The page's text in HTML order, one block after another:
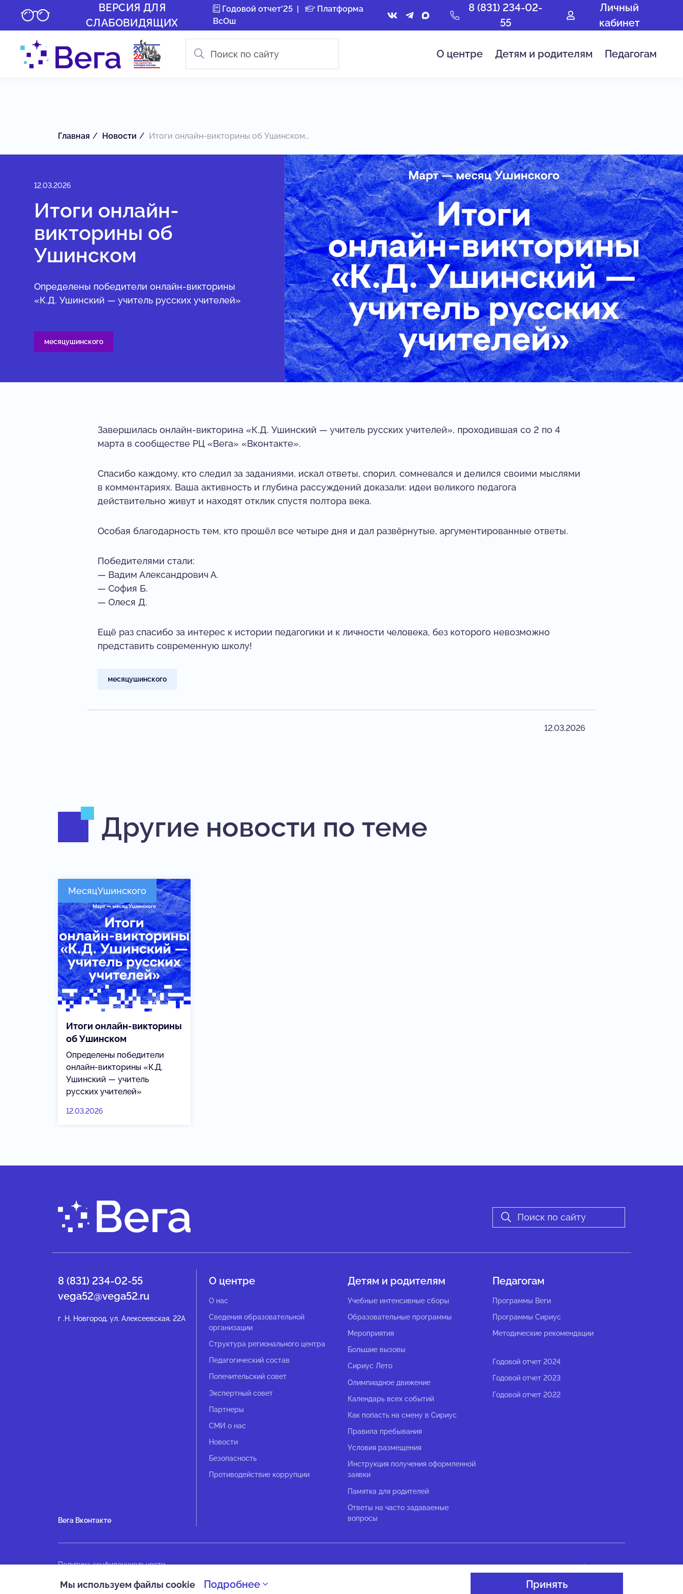
ВЕРСИЯ ДЛЯ
СЛАБОВИДЯЩИХ
Годовой отчет'25|
Платформа
ВсОш
8 (831) 234-02-
55
Личный
кабинет
О центре Детям и родителям Педагогам
Главная Новости Итоги онлайн-викторины об Ушинском...
12.03.2026
Итоги онлайн-
викторины об
Ушинском
Определены победители онлайн-викторины
«К.Д. Ушинский — учитель русских учителей»
месяцушинского
Завершилась онлайн-викторина «К.Д. Ушинский — учитель русских учителей», проходившая со 2 по 4
марта в сообществе РЦ «Вега» «Вконтакте».
Спасибо каждому, кто следил за заданиями, искал ответы, спорил, сомневался и делился своими мыслями
в комментариях. Ваша активность и глубина рассуждений доказали: идеи великого педагога
действительно живут и находят отклик спустя полтора века.
Особая благодарность тем, кто прошёл все четыре дня и дал развёрнутые, аргументированные ответы.
Победителями стали:
— Вадим Александрович А.
— София Б.
— Олеся Д.
Ещё раз спасибо за интерес к истории педагогики и к личности человека, без которого невозможно
представить современную школу!
месяцушинского
12.03.2026
Другие новости по теме
МесяцУшинского
Итоги онлайн-викторины
об Ушинском
Определены победители
онлайн-викторины «К.Д.
Ушинский — учитель
русских учителей»
12.03.2026
8 (831) 234-02-55
vega52@vega52.ru
г .Н. Новгород, ул. Алексеевская, 22А
Вега Вконтакте
О центре
О нас
Сведения образовательной
организации
Структура регионального центра
Педагогический состав
Попечительский совет
Экспертный совет
Партнеры
СМИ о нас
Новости
Безопасность
Противодействие коррупции
Детям и родителям
Учебные интенсивные сборы
Образовательные программы
Мероприятия
Большие вызовы
Сириус Лето
Олимпиадное движение
Календарь всех событий
Как попасть на смену в Сириус
Правила пребывания
Условия размещения
Инструкция получения оформленной
заявки
Памятка для родителей
Ответы на часто задаваемые
вопросы
Педагогам
Программы Веги
Программы Сириус
Методические рекомендации
Годовой отчет 2024
Годовой отчет 2023
Годовой отчет 2022
Политика конфиденциальности
Мы используем файлы cookie Подробнее Принять